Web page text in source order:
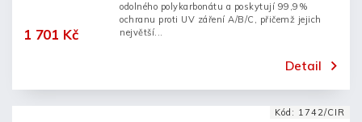
1 701 Kč
Detail
odolného polykarbonátu a poskytují 99,9%
ochranu proti UV záření A/B/C, přičemž jejich
největší...
Kód: 1742/CIR